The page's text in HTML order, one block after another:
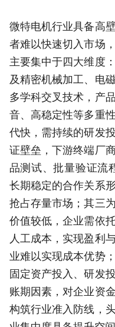
微特电机行业具备高
者难以快速切入市场
主要集中于四大维度
及精密机械加工、电
多学科交叉技术，产
音、高稳定性等多重
代快，需持续的研发
证壁垒，下游终端厂
品测试、批量验证流
长期稳定的合作关系
抢占存量市场；其三
价值较低，企业需依
人工成本，实现盈利
业难以实现成本优势
固定资产投入、研发
账期因素，对企业资
构筑行业准入防线，